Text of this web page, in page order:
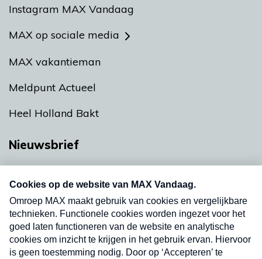
Instagram MAX Vandaag
MAX op sociale media
MAX vakantieman
Meldpunt Actueel
Heel Holland Bakt
Nieuwsbrief
nieuwsbrief. Elke vrijdag- en dinsdagochtend in
uw mailbox.
Verzend